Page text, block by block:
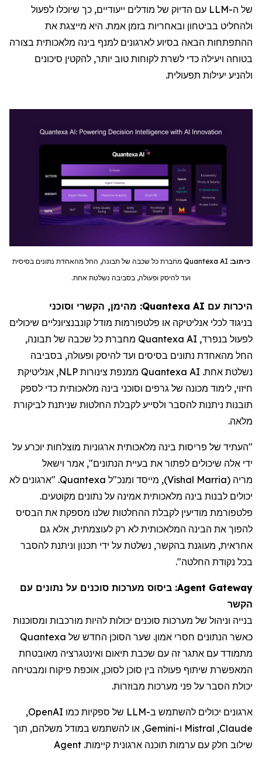
של ה-LLM עם הדיוק של מודלים ייעודיים, כך שיוכלו לפעול
ולהחליט בביטחון ובאחריות בזמן אמת. היא מייצגת את
ההתפתחות הבאה בסיוע לארגונים למנף בינה מלאכותית בצורה
בטוחה ויעילה כדי לשרת לקוחות טוב יותר, להקטין סיכונים
ולהניע יעילות תפעולית.
כיתוב: Quantexa AI מחברת כל שכבה של תבונה, החל מהאחדת נתונים בסיסית
ועד להיסק ופעולה, בסביבה נשלטת אחת.
היכרות עם Quantexa AI: מהימן, הקשרי וסוכני
בניגוד לכלי אנליטיקה או פלטפורמות מודל קונבנציונליים שיכולים
לפעול בנפרד, Quantexa AI מחברת כל שכבה של תבונה,
החל מהאחדת נתונים בסיסים ועד להיסק ופעולה, בסביבה
נשלטת אחת. Quantexa AI ממנפת צינורות NLP, אנליטיקת
חיזוי, לימוד מכונה של גרפים וסוכני בינה מלאכותית כדי לספק
תובנות ניתנות להסבר ולסייע לקבלת החלטות שניתנת לביקורת
מלאה.
"העתיד של פריסות בינה מלאכותית ארגוניות מוצלחות יוכרע על
ידי אלה שיכולים לפתור את בעיית הנתונים", אמר וישאל
מריה (
Vishal Marria
)
, מייסד ומנכ"ל Quantexa. "ארגונים לא
יכולים לבנות בינה מלאכותית אמינה על נתונים מקוטעים.
פלטפורמת מודיעין לקבלת ההחלטות שלנו מספקת את הבסיס
להפוך את הבינה המלאכותית לא רק לעוצמתית, אלא גם
אחראית, מעוגנת בהקשר, נשלטת על ידי תכנון וניתנת להסבר
בכל נקודת החלטה".
Agent Gateway: ביסוס מערכות סוכנים על נתונים עם
הקשר
בנייה וניהול של מערכות סוכנים יכולות להיות מורכבות ומסוכנות
כאשר הנתונים חסרי אמון. שער הסוכן החדש של Quantexa
מתמודד עם אתגר זה עם שכבת תיאום ואינטגרציה מאובטחת
המאפשרת שיתוף פעולה בין סוכן לסוכן, אוכפת פיקוח ומבטיחה
יכולת הסבר על פני מערכות מבוזרות.
ארגונים יכולים להשתמש ב-LLM של ספקיות כמו OpenAI
,
Claude
,
Mistral ו-Gemini, או להשתמש במודל משלהם, תוך
שילוב חלק עם ערמות תוכנה ארגונית קיימות.
Agent